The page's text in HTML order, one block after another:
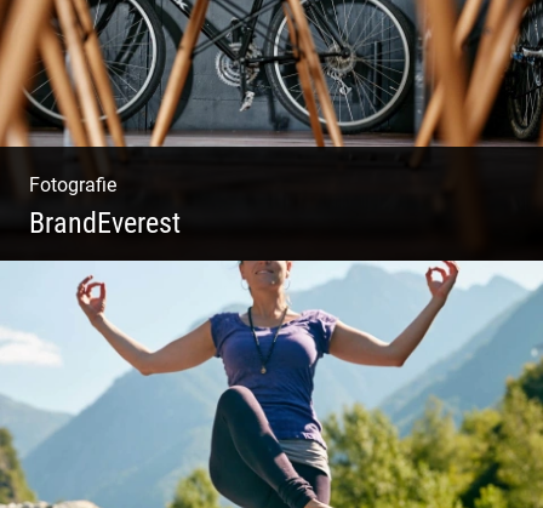
Fotografie
BrandEverest
Kommunikationsfotografie | Branding mit
Bildwelten | Markenerlebnisse | Corporate
Design